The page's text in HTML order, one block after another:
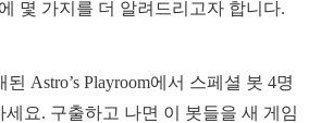
몇 가지를 더 알려드리고자 합니다.
Astro’s Playroom에서 스페셜 봇 4명
세요. 구출하고 나면 이 봇들을 새 게임